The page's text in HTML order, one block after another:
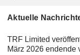
Aktuelle
TRF Limited
März 2026 endende